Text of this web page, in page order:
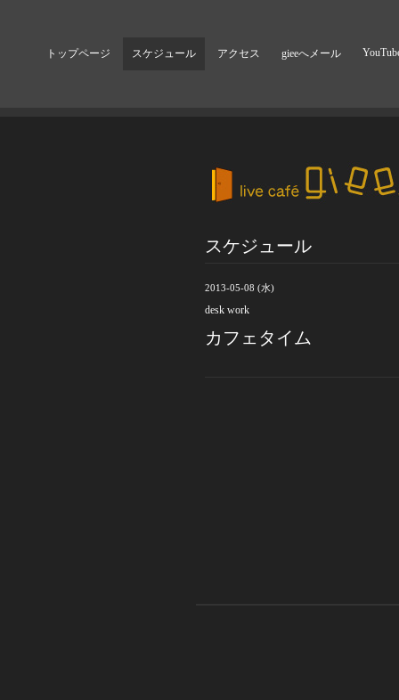
トップページ スケジュール アクセス gieeへメール
スケジュール
2013-05-08 (水)
desk work
カフェタイム